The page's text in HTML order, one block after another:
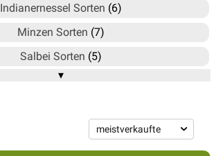
Indianernessel Sorten (6)
Minzen Sorten (7)
Salbei Sorten (5)
Teekräuter Deluxe
▾